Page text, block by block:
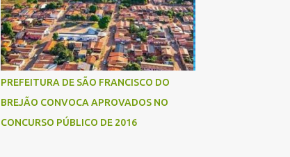
PREFEITURA DE SÃO FRANCISCO DO
BREJÃO CONVOCA APROVADOS NO
CONCURSO PÚBLICO DE 2016